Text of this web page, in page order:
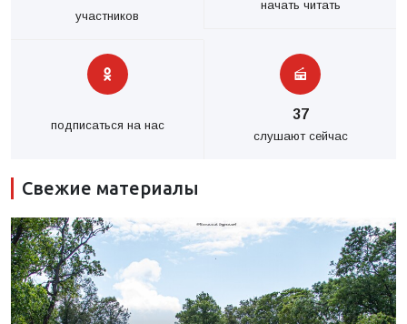
участников
начать читать
подписаться на нас
37
слушают сейчас
Свежие материалы